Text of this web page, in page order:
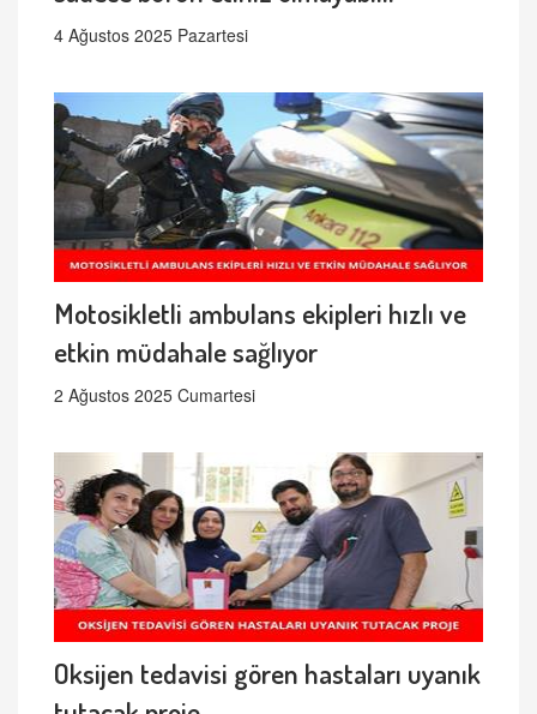
4 Ağustos 2025 Pazartesi
Motosikletli ambulans ekipleri hızlı ve
etkin müdahale sağlıyor
2 Ağustos 2025 Cumartesi
Oksijen tedavisi gören hastaları uyanık